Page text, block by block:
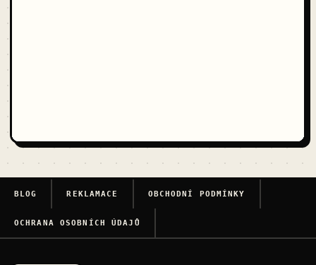
BLOG REKLAMACE OBCHODNÍ PODMÍNKY
OCHRANA OSOBNÍCH ÚDAJŮ